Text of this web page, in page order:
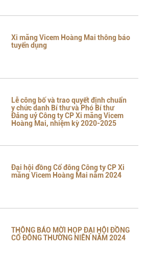
Xi măng Vicem Hoàng Mai thông báo
tuyển dụng
Lễ công bố và trao quyết định chuẩn
y chức danh Bí thư và Phó Bí thư
Đảng uỷ Công ty CP Xi măng Vicem
Hoàng Mai, nhiệm kỳ 2020-2025
Đại hội đồng Cổ đông Công ty CP Xi
măng Vicem Hoàng Mai năm 2024
THÔNG BÁO MỜI HỌP ĐẠI HỘI ĐỒNG
CỔ ĐÔNG THƯỜNG NIÊN NĂM 2024